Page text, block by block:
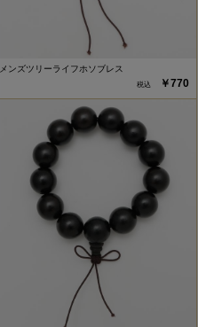
メンズツリーライフホソブレス
￥770